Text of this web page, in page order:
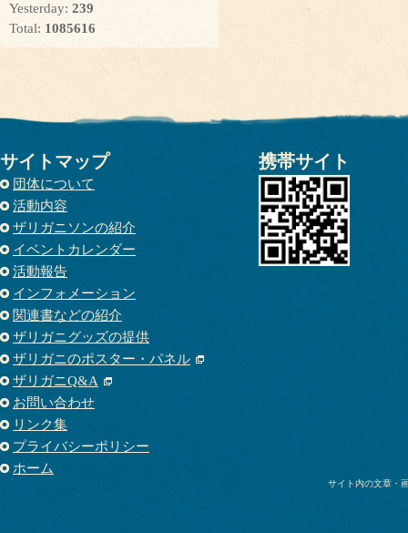
Yesterday: 239
Total: 1085616
サイトマップ
団体について
活動内容
ザリガニソンの紹介
イベントカレンダー
活動報告
インフォメーション
関連書などの紹介
ザリガニグッズの提供
ザリガニのポスター・パネル
ザリガニQ&A
お問い合わせ
リンク集
プライバシーポリシー
ホーム
携帯サイト
サイト内の文章・